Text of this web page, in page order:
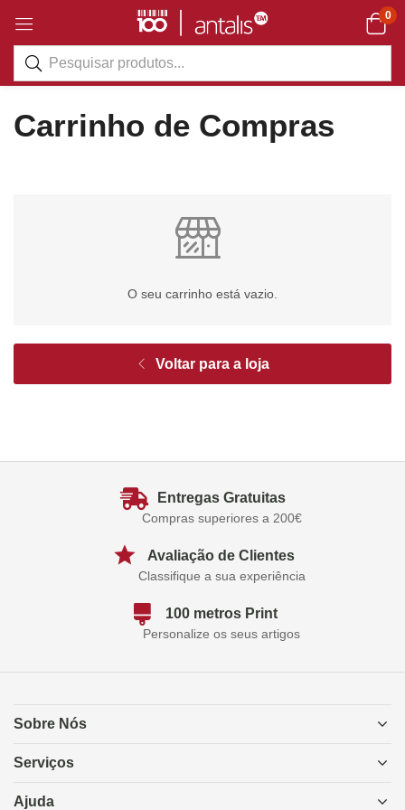
0
Carrinho de Compras
O seu carrinho está vazio.
Voltar para a loja
Entregas Gratuitas
Compras superiores a 200€
Avaliação de Clientes
Classifique a sua experiência
100 metros Print
Personalize os seus artigos
Sobre Nós
Serviços
Ajuda